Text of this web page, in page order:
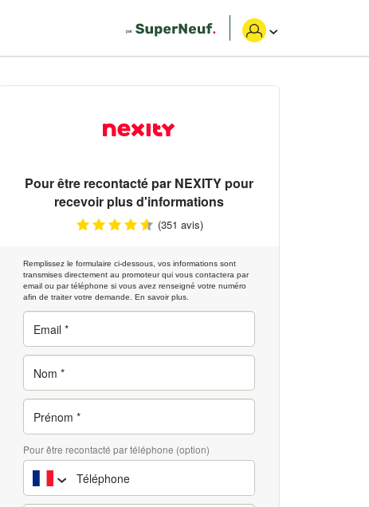
Pour être recontacté par NEXITYpour
recevoir plus d'informations
(351 avis)
Remplissez le formulaire ci-dessous, vos informations sont
transmises directement au promoteur qui vous contactera par
email ou par téléphone si vous avez renseigné votre numéro
afin de traiter votre demande. En savoir plus.
Pour être recontacté par téléphone (option)